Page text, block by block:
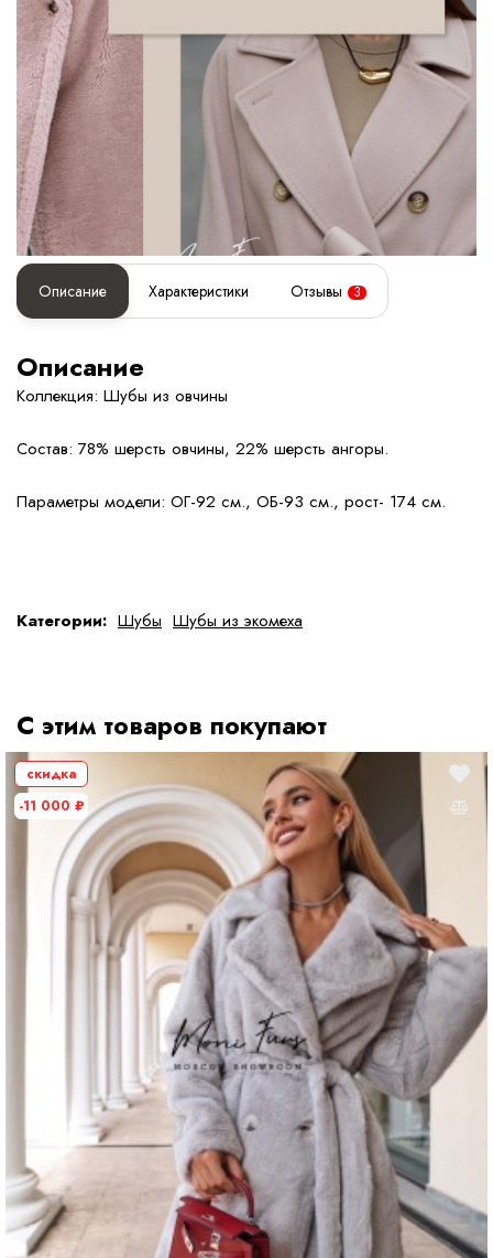
Описание Характеристики Отзывы 3
Описание
Коллекция: Шубы из овчины
Состав: 78% шерсть овчины, 22% шерсть ангоры.
Параметры модели: ОГ-92 см., ОБ-93 см., рост- 174 см.
Категории: Шубы Шубы из экомеха
С этим товаров покупают
скидка
-11 000 ₽